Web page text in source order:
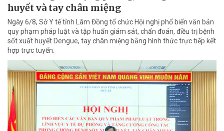
huyết và tay chân miệng
Ngày 6/8, Sở Y tế tỉnh Lâm Đồng tổ chức Hội nghị phổ biến văn bản
quy phạm pháp luật và tập huấn giám sát, chẩn đoán, điều trị bệnh
sốt xuất huyết Dengue, tay chân miệng bằng hình thức trực tiếp kết
hợp trực tuyến.